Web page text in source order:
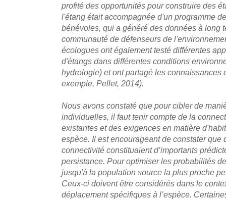
profité des opportunités pour construire des
l'étang était accompagnée d'un programme
bénévoles, qui a généré des données à long
communauté de défenseurs de
écologues ont également testé différentes
d'étangs dans différentes conditions
hydrologie) et ont partagé les connaissances
exemple, Pellet, 2014).
Nous avons constaté que pour cibler de
individuelles, il faut tenir compte de la
existantes et des exigences en matière
espèce. Il est encourageant de constater que
connectivité constituaient d’importants
persistance. Pour optimiser les probabilités
jusqu'à la population source la plus proche
Ceux-ci doivent être considérés dans le
déplacement spécifiques à l’espèce.